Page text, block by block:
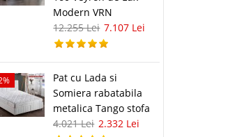
Modern VRN
12.255 Lei 7.107 Lei
Pat cu Lada si
Somiera rabatabila
metalica Tango stofa
4.021 Lei 2.332 Lei